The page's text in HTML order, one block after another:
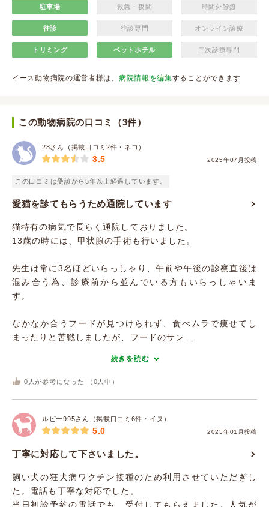
駐車場 救急・夜間 時間外診療
往診 往診専門 オンライン診療
トリミング ペットホテル 二次診療専門
イース動物病院の運営者様は、 病院情報を編集することができます
この動物病院の口コミ（3件）
28さん（掲載口コミ2件・ネコ）
2025年07月投稿
3.5
この口コミは受診から5年以上経過しています。
愛猫を診てもらうため通院しています
猫特有の病気で長らく通院しておりました。
13歳の時には、甲状腺の手術も行いました。
先生は常に3名ほどいらっしゃり、午前や午後の診察直後は
混み合う為、診療前から並んでいる方もいらっしゃいま
す。
なかなか合うフードが見つけられず、食べムラで痩せてし
まったりと苦戦しましたが、フードのサン...
続きを読む
0 人が参考になった （ 0 人中）
ルビー995さん（掲載口コミ6件・イヌ）
2025年01月投稿
5.0
丁寧に対応して下さいました。
飼い犬の狂犬病ワクチン接種のため利用させていただぎし
た。電話も丁寧な対応でした。
当日初診予約の電話でも、受付してもらえました。人気が